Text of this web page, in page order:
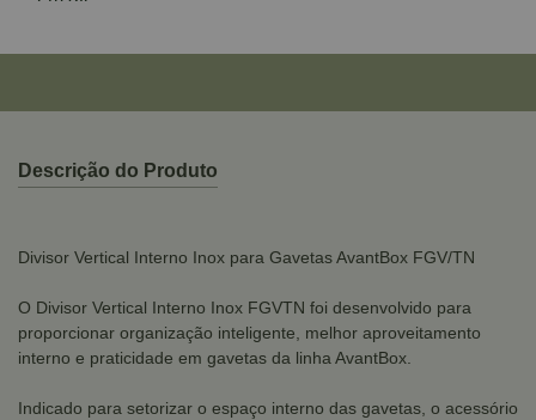
Descrição do Produto
Divisor Vertical Interno Inox para Gavetas AvantBox FGV/TN
O Divisor Vertical Interno Inox FGVTN foi desenvolvido para
proporcionar organização inteligente, melhor aproveitamento
interno e praticidade em gavetas da linha AvantBox.
Indicado para setorizar o espaço interno das gavetas, o acessório